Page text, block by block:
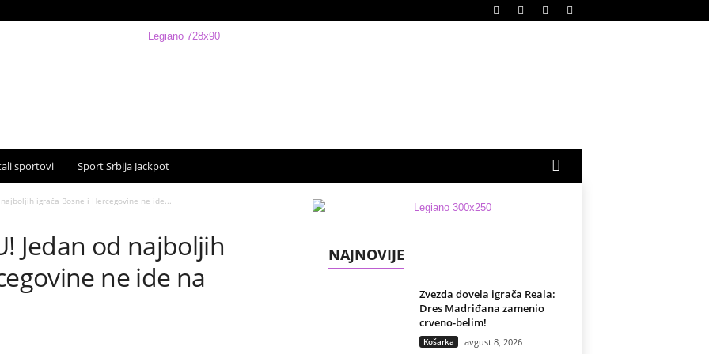
sportovi Sport Srbija Jackpot
najboljih igrača Bosne i Hercegovine ne ide...
Jedan od najboljih
ne ide na
NAJNOVIJE
Zvezda dovela igrača Reala:
Dres Madriđana zamenio
crveno-belim!
Košarka avgust 8, 2026